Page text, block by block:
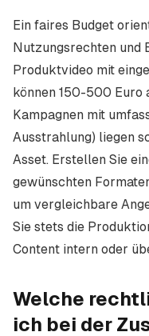
Ein faires Budget
Nutzungsrechten und
Produktvideo mit
können 150-500 Euro
Kampagnen mit
Ausstrahlung) liegen
Asset. Erstellen Sie
gewünschten
um vergleichbare
Sie stets die
Content intern oder
Welche
ich bei der